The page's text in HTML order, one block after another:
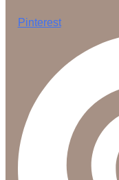
Pinterest